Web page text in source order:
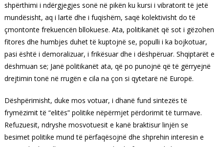
shpërthimi i ndërgjegjes sonë në pikën ku kursi i vibratorit të jetë
mundësisht, aq i lartë dhe i fuqishëm, saqë kolektivisht do të
çmontonte frekuencën bllokuese. Ata, politikanët që sot i gëzohen
fitores dhe humbjes duhet të kuptojnë se, populli i ka bojkotuar,
pasi është i demoralizuar, i frikësuar dhe i dëshpëruar. Shqiptarët e
dëshmuan se; Janë politikanët ata, që po punojnë që të gërryejnë
drejtimin tonë në rrugën e cila na çon si qytetarë në Europë.
Dëshpërimisht, duke mos votuar, i dhanë fund sintezës të
frymëzimit të “elitës” politike nëpërmjet përdorimit të turmave.
Refuzuesit, ndryshe mosvotuesit e kanë braktisur linjën se
besimet politike mund të përfaqësojnë dhe shprehin interesin e